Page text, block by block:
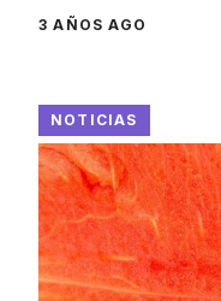
3 AÑOS AGO
NOTICIAS